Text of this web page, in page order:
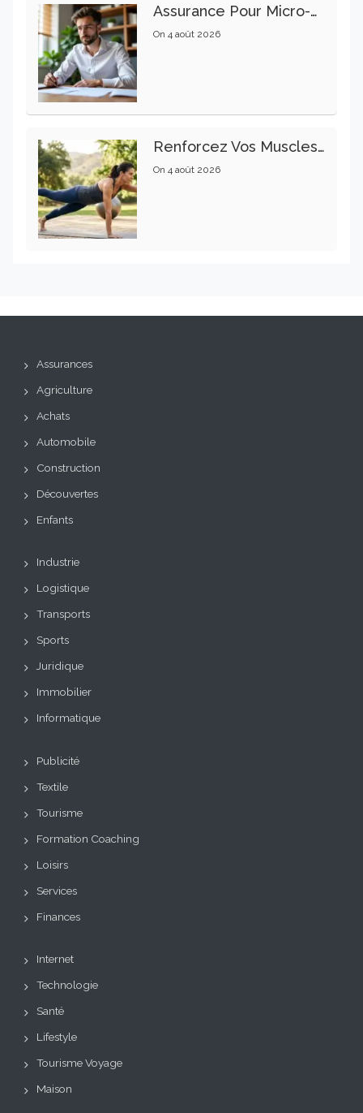
Assurance Pour Micro-Entrepreneur : Les Garanties Essentielles À Connaître
On 4 août 2026
Renforcez Vos Muscles Profonds Pour Apaiser Votre Mal De Dos
On 4 août 2026
Assurances
Agriculture
Achats
Automobile
Construction
Découvertes
Enfants
Industrie
Logistique
Transports
Sports
Juridique
Immobilier
Informatique
Publicité
Textile
Tourisme
Formation Coaching
Loisirs
Services
Finances
Internet
Technologie
Santé
Lifestyle
Tourisme Voyage
Maison